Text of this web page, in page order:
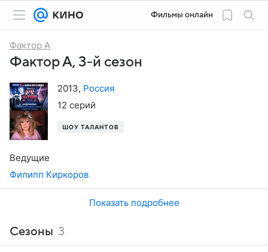
Фильмы онлайн
Фактор А
Фактор А, 3-й сезон
2013, Россия
12 серий
ШОУ ТАЛАНТОВ
Ведущие
Филипп Киркоров
Показать подробнее
Сезоны 3